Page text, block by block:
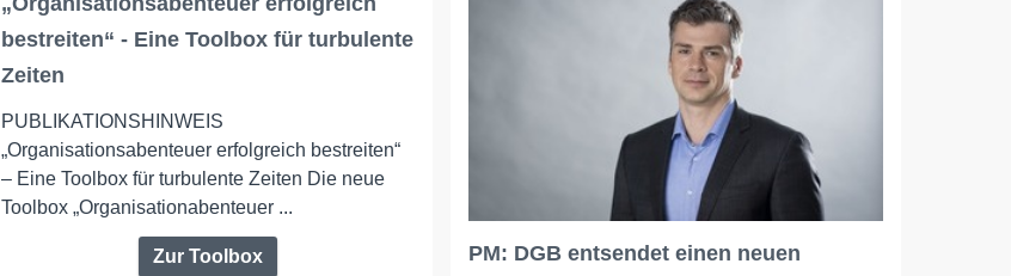
bestreiten“ - Eine Toolbox für turbulente
Zeiten
PUBLIKATIONSHINWEIS
„Organisationsabenteuer erfolgreich bestreiten“
– Eine Toolbox für turbulente Zeiten Die neue
Toolbox „Organisationabenteuer ...
Zur Toolbox
PM: DGB entsendet einen neuen